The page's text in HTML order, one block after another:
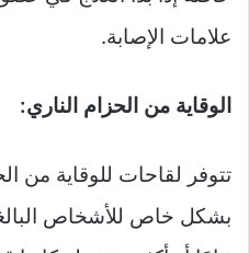
علامات الإصابة.
الوقاية من الحزام الناري:
تتوفر لقاحات للوقاية من